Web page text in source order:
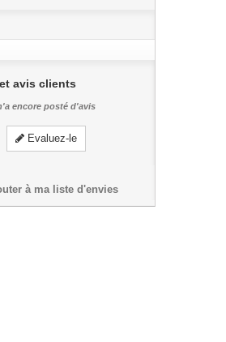
avis clients
encore posté d'avis
Evaluez-le
à ma liste d'envies